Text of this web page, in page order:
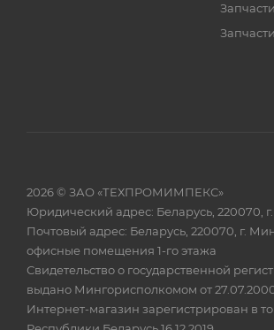
2026 © ЗАО «ТЕХПРОМИМПЕКС»
Юридический адрес: Беларусь, 220070,
Почтовый адрес: Беларусь, 220070, г.
офисные помещения 1-го этажа
Свидетельство о государственной
выдано Мингорисполкомом от
Интернет-магазин зарегистрирован в